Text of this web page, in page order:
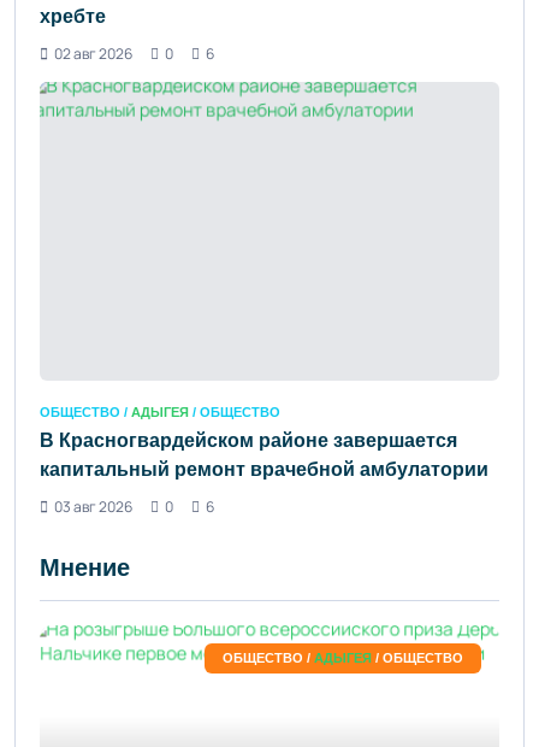
хребте
02 авг 2026
0 6
ОБЩЕСТВО / АДЫГЕЯ / ОБЩЕСТВО
В Красногвардейском районе завершается
капитальный ремонт врачебной амбулатории
03 авг 2026
0 6
Мнение
ОБЩЕСТВО / АДЫГЕЯ / ОБЩЕСТВО